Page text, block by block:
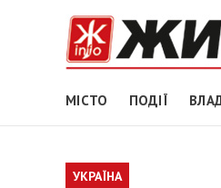
МІСТО ПОДІЇ
УКРАЇНА